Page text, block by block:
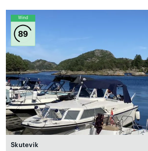
Wind
89
Skutevik